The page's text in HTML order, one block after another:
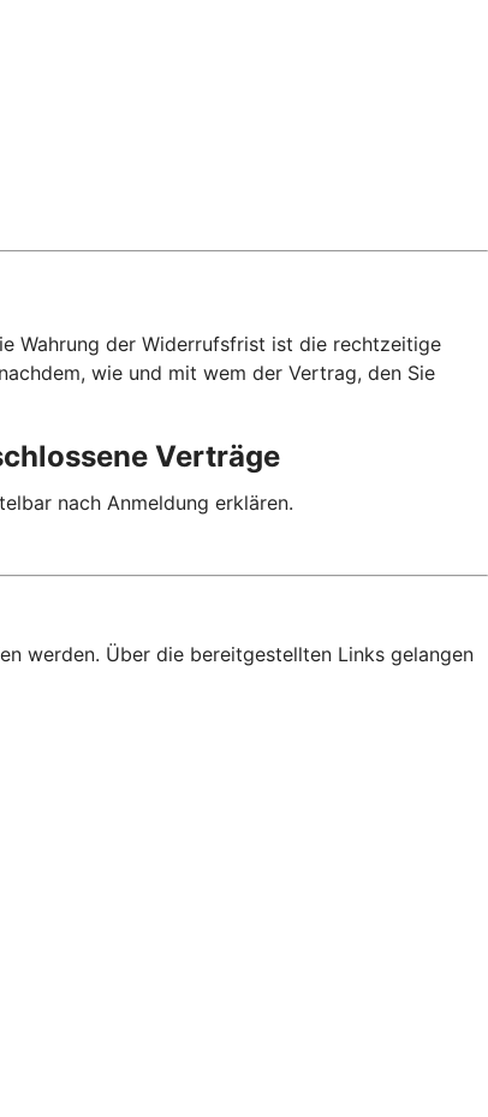
Wahrung der Widerrufsfrist ist die rechtzeitige
wie und mit wem der Vertrag, den Sie
Verträge
nach Anmeldung erklären.
werden. Über die bereitgestellten Links gelangen